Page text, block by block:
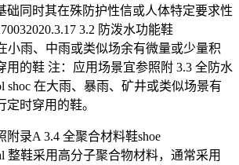
础同时其在殊防护性信或人体特定要求性
3.2 防泼水功能鞋
小雨、中雨或类似场余有微量或少量积
用的鞋 注：应用场景宜参照附 3.3 全防水
shoc 在大雨、暴雨、矿井或类似场景有
时穿用的鞋。
录A 3.4 全聚合材料鞋shoe
整鞋采用高分子聚合物材料，通常采用